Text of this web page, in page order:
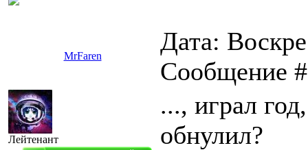
MrFaren
Дата:
Сообщение
Лейтенант
..., играл
обнулил?